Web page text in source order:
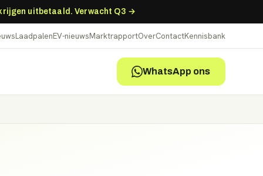
uitbetaald. Verwacht Q3 →
LaadpalenEV-nieuwsMarktrapportOverContactKennisbank
WhatsApp ons